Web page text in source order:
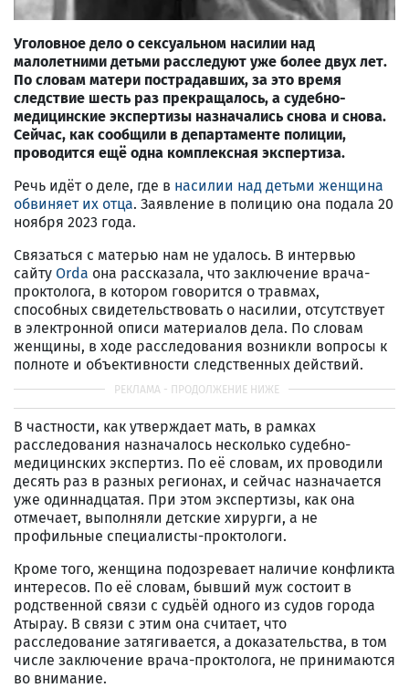
Уголовное дело о сексуальном насилии над
малолетними детьми расследуют уже более двух лет.
По словам матери пострадавших, за это время
следствие шесть раз прекращалось, а судебно-
медицинские экспертизы назначались снова и снова.
Сейчас, как сообщили в департаменте полиции,
проводится ещё одна комплексная экспертиза.
Речь идёт о деле, где в насилии над детьми женщина
обвиняет их отца. Заявление в полицию она подала 20
ноября 2023 года.
Связаться с матерью нам не удалось. В интервью
сайту Orda она рассказала, что заключение врача-
проктолога, в котором говорится о травмах,
способных свидетельствовать о насилии, отсутствует
в электронной описи материалов дела. По словам
женщины, в ходе расследования возникли вопросы к
полноте и объективности следственных действий.
В частности, как утверждает мать, в рамках
расследования назначалось несколько судебно-
медицинских экспертиз. По её словам, их проводили
десять раз в разных регионах, и сейчас назначается
уже одиннадцатая. При этом экспертизы, как она
отмечает, выполняли детские хирурги, а не
профильные специалисты-проктологи.
Кроме того, женщина подозревает наличие конфликта
интересов. По её словам, бывший муж состоит в
родственной связи с судьёй одного из судов города
Атырау. В связи с этим она считает, что
расследование затягивается, а доказательства, в том
числе заключение врача-проктолога, не принимаются
во внимание.